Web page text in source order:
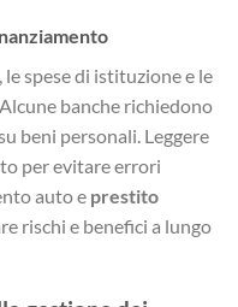
spese di istituzione e le
banche richiedono
beni personali. Leggere
per evitare errori
auto e prestito
rischi e benefici a lungo